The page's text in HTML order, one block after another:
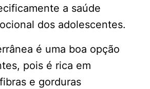
a saúde
dos adolescentes.
é uma boa opção
pois é rica em
e gorduras